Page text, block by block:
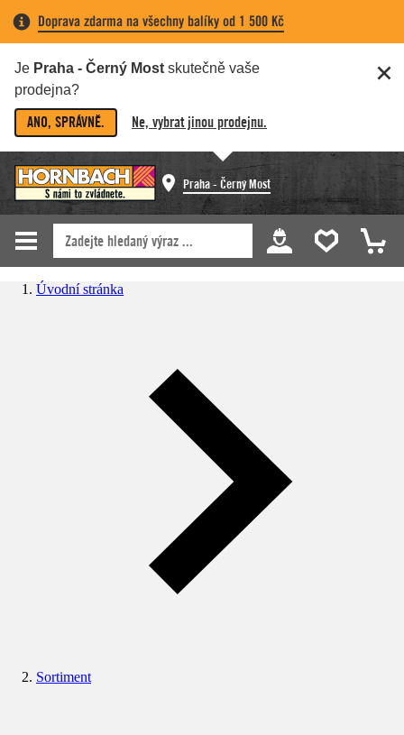
Doprava zdarma na všechny balíky od 1 500 Kč
Je Praha - Černý Most skutečně vaše
prodejna?
ANO, SPRÁVNĚ. Ne, vybrat jinou prodejnu.
Praha - Černý Most
Úvodní stránka
Sortiment